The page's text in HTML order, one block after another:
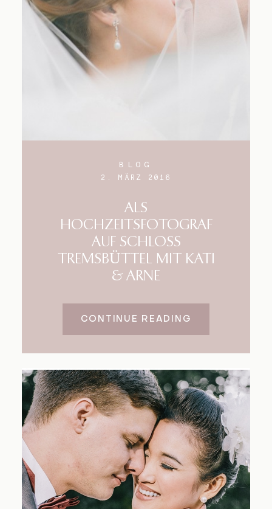
BLOG
2. MÄRZ 2016
ALS
HOCHZEITSFOTOGRAF
AUF SCHLOSS
TREMSBÜTTEL MIT KATI
& ARNE
CONTINUE READING